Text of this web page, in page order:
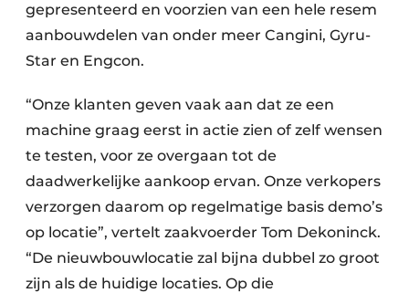
gepresenteerd en voorzien van een hele resem
aanbouwdelen van onder meer Cangini, Gyru-
Star en Engcon.
“Onze klanten geven vaak aan dat ze een
machine graag eerst in actie zien of zelf wensen
te testen, voor ze overgaan tot de
daadwerkelijke aankoop ervan. Onze verkopers
verzorgen daarom op regelmatige basis demo’s
op locatie”, vertelt zaakvoerder Tom Dekoninck.
“De nieuwbouwlocatie zal bijna dubbel zo groot
zijn als de huidige locaties. Op die